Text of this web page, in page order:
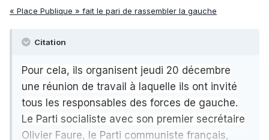
« Place Publique » fait le pari de rassembler la gauche
Citation
Pour cela, ils organisent jeudi 20 décembre
une réunion de travail à laquelle ils ont invité
tous les responsables des forces de gauche.
Le Parti socialiste avec son premier secrétaire
Olivier Faure, le Parti communiste français,